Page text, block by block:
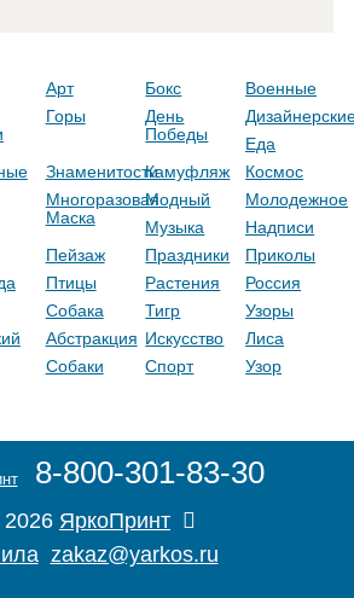
Арт Бокс
Военные
Горы
День
Победы
Еда
ЗнаменитостиКамуфляж
Космос
Многоразовая
Маска
Модный
Молодежное
Музыка
Надписи
Пейзаж Праздники
Приколы
Птицы Растения
Россия
Собака Тигр
Узоры
Абстракция Искусство
Лиса
Собаки Спорт
Узор
8-800-301-83-30
ЯркоПринт
zakaz@yarkos.ru